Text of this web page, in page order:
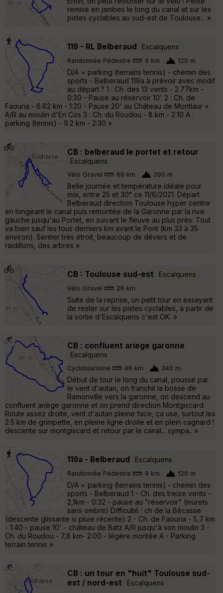
remise en jambes le long du canal et sur les
pistes cyclables au sud-est de Toulouse... »
119 - RL Belberaud Escalquens
Randonnée Pédestre 9 km 120 m
D/A = parking (terrains tennis) - chemin des
sports - Belberaud 119a à prévoir avec modif
au départ ? 1 : Ch. des 13 vents - 2.77km -
0:30 - Pause au réservoir 10' 2 : Ch. de
Faouria - 6.62 km - 1:20 - Pause 20' au Château de Montlaur +
A/R au moulin d'En Cos 3 : Ch. du Roudou - 8 km - 2:10 A :
parking (tennis) - 9.2 km - 2:30 »
CB : belberaud le portet et retour
Escalquens
Vélo Gravel 69 km 390 m
Belle journée et température idéale pour
moi, entre 25 et 30° ce 11/6/2021. Départ
Belberaud direction Toulouse hyper centre
en longeant le canal puis remontée de la Garonne par la rive
gauche jusqu'au Portet, en suivant le fleuve au plus près. Tout
va bien sauf les tous derniers km avant le Pont (km 33 à 35
environ). Sentier très étroit, beaucoup de dévers et de
raidillons, des arbres »
CB : Toulouse sud-est Escalquens
Vélo Gravel 26 km
Suite de la reprise, un petit tour en essayant
de rester sur les pistes cyclables, à partir de
la sortie d'Escalquens c'est OK. »
CB : confluent ariege garonne
Escalquens
Cyclotourisme 46 km 340 m
Début de tour le long du canal, poussé par
le vent d'autan, on franchit la bosse de
Ramonville vers la garonne, on descend au
confluent ariège garonne et on prend direction Montgiscard.
Route assez droite, vent d'autan pleine face, ça use, surtout les
2.5 km de grimpette, en pleine ligne droite et en plein cagnard !
descente sur montgiscard et retour par le canal... sympa.. »
119a - Belberaud Escalquens
Randonnée Pédestre 9 km 120 m
D/A = parking (terrains tennis) - chemin des
sports - Belberaud 1 - Ch. des treize vents -
2,1km - 0:32 - pause au "réservoir" (murets
sans ombre) Difficulté : ch de la Bécasse
(descente glissante si pluie récente) 2 - Ch. de Faouria - 5,7 km
- 1:40 - pause 10' - château de Batz A/R jusqu'à son moulin 3 -
Ch. du Roudou - 7,8 km- 2:00 - légère montée A - Parking
terrain tennis »
CB : un tour en "huit" Toulouse sud-
est / nord-est
Escalquens